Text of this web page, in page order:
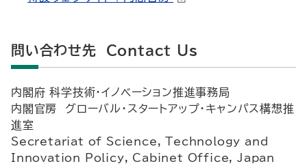
問い合わせ先 Contact Us
内閣府 科学技術・イノベーション推進事務局
内閣官房 グローバル・スタートアップ・キャンパス構想推
進室
Secretariat of Science, Technology and
Innovation Policy, Cabinet Office, Japan